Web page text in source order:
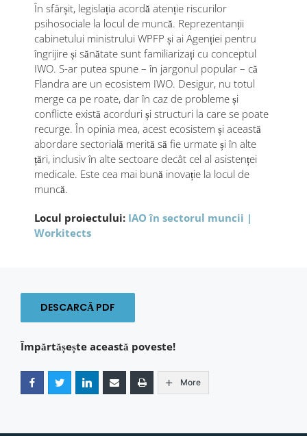
În sfârșit, legislația acordă atenție riscurilor
psihosociale la locul de muncă. Reprezentanții
cabinetului ministrului WPFP și ai Agenției pentru
îngrijire și sănătate sunt familiarizați cu conceptul
IWO. S-ar putea spune – în jargonul popular – că
Flandra are un ecosistem IWO. Desigur, nu totul
merge ca pe roate, dar în caz de probleme și
conflicte există acorduri și structuri la care se poate
recurge. În opinia mea, acest ecosistem și această
abordare sectorială merită să fie urmate și în alte
țări, inclusiv în alte sectoare decât cel al asistenței
medicale. Este cea mai bună inovație la locul de
muncă.
Locul proiectului: IAO în sectorul muncii |
Workitects
DESCARCĂ PDF
Împărtășește această poveste!
More